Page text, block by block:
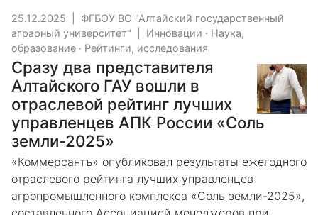
25.12.2025
ФГБОУ ВО "Алтайский государственный
аграрный университет"
Инновации · Наука,
образование · Рейтинги, исследования
Сразу два представителя
Алтайского ГАУ вошли в
отраслевой рейтинг лучших
управленцев АПК России «Соль
земли-2025»
«Коммерсантъ» опубликовал результаты ежегодного
отраслевого рейтинга лучших управленцев
агропромышленного комплекса «Соль земли-2025»,